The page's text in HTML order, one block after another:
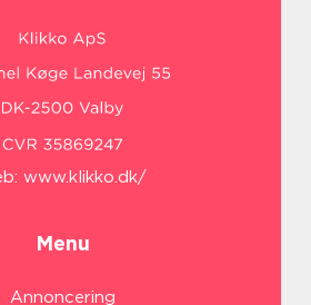
www.klikko.dk/
Menu
Annoncering